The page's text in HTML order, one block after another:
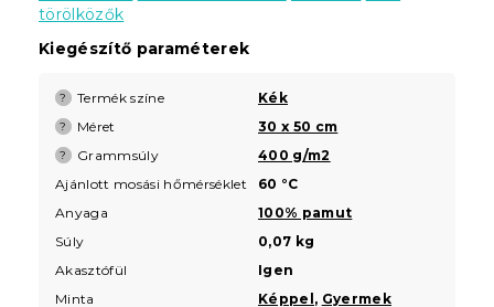
törölközők
Kiegészítő paraméterek
? Termék színe Kék
? Méret 30 x 50 cm
? Grammsúly
400 g/m2
Ajánlott mosási hőmérséklet
60 °C
Anyaga
100% pamut
Súly
0,07 kg
Akasztófül
Igen
Minta
Képpel , Gyermek